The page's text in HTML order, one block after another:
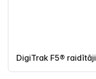
DigiTrak F5® raidītāji